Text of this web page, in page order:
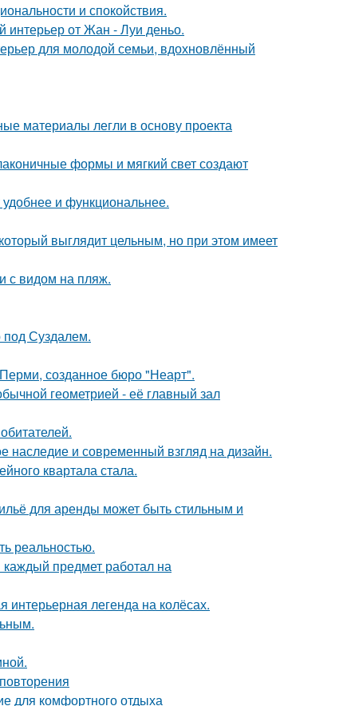
и спокойствия.
интерьер от Жан - Луи деньо.
для молодой семьи, вдохновлённый
материалы легли в основу проекта
формы и мягкий свет создают
и функциональнее.
выглядит цельным, но при этом имеет
с видом на пляж.
под Суздалем.
созданное бюро "Неарт".
геометрией - её главный зал
наследие и современный взгляд на дизайн.
квартала стала.
для аренды может быть стильным и
реальностью.
каждый предмет работал на
интерьерная легенда на колёсах.
для комфортного отдыха